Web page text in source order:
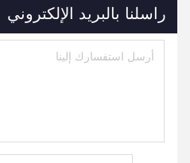
راسلنا بالبريد الإلكتروني